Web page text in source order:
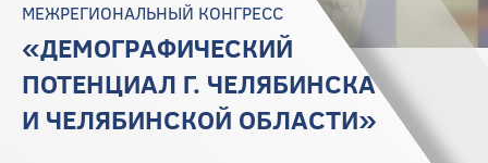
МЕЖРЕГИОНАЛЬНЫЙ КОНГРЕСС
«ДЕМОГРАФИЧЕСКИЙ
ПОТЕНЦИАЛ Г. ЧЕЛЯБИНСКА
И ЧЕЛЯБИНСКОЙ ОБЛАСТИ»